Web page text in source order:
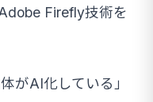
Firefly技術を
がAI化している」